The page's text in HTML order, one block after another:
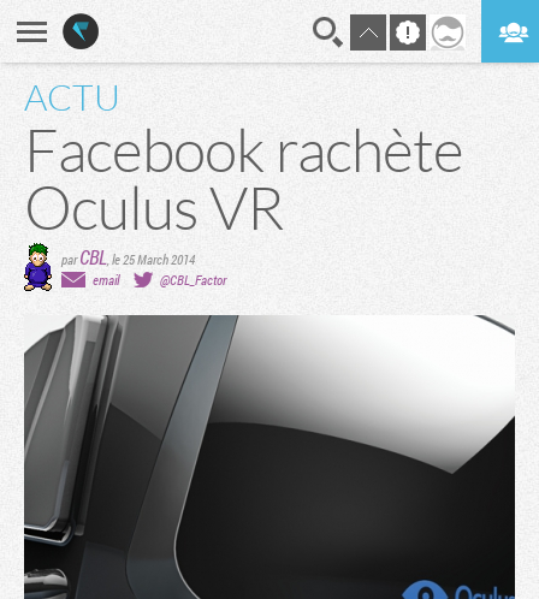
ACTU
Facebook rachète
Oculus VR
parCBL le 25 March 2014
email
@CBL_Factor